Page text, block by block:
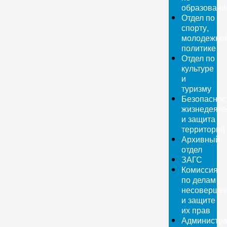
Отдел по
спорту,
политике
Отдел по
культуре
и
туризму
и защита
территорий
Архивный
отдел
ЗАГС
Комиссия
по делам
и защите
их прав